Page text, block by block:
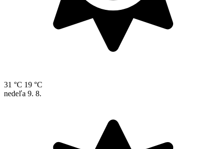
31 °C 19 °C
nedeľa 9. 8.